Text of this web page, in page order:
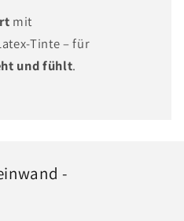
mit
Tinte – für
und fühlt.
-